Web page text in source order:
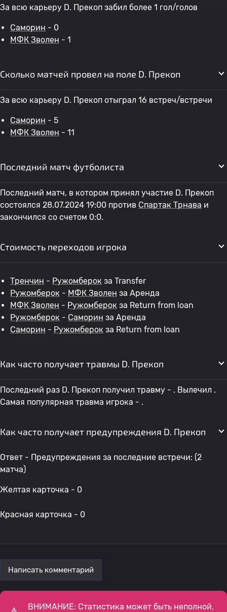
За всю карьеру D. Прекоп забил более 1 гол/голов
Саморин - 0
МФК Зволен - 1
Сколько матчей провел на поле D. Прекоп
За всю карьеру D. Прекоп отыграл 16 встреч/встречи
Саморин - 5
МФК Зволен - 11
Последний матч футболиста
Последний матч, в котором принял участие D. Прекоп
состоялся 28.07.2024 19:00 против Спартак Трнава и
закончился со счетом 0:0.
Стоимость переходов игрока
Тренчин - Ружомберок за Transfer
Ружомберок - МФК Зволен за Аренда
МФК Зволен - Ружомберок за Return from loan
Ружомберок - Саморин за Аренда
Саморин - Ружомберок за Return from loan
Как часто получает травмы D. Прекоп
Последний раз D. Прекоп получил травму - . Вылечил .
Самая популярная травма игрока - .
Как часто получает предупреждения D. Прекоп
Ответ - Предупреждения за последние встречи: (2
матча)
Желтая карточка - 0
Красная карточка - 0
Написать комментарий
ВНИМАНИЕ: Статистика может быть неполной,